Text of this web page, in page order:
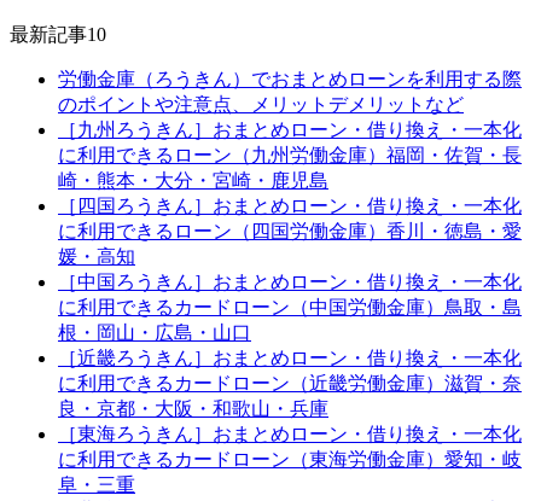
最新記事10
労働金庫（ろうきん）でおまとめローンを利用する際
のポイントや注意点、メリットデメリットなど
［九州ろうきん］おまとめローン・借り換え・一本化
に利用できるローン（九州労働金庫）福岡・佐賀・長
崎・熊本・大分・宮崎・鹿児島
［四国ろうきん］おまとめローン・借り換え・一本化
に利用できるローン（四国労働金庫）香川・徳島・愛
媛・高知
［中国ろうきん］おまとめローン・借り換え・一本化
に利用できるカードローン（中国労働金庫）鳥取・島
根・岡山・広島・山口
［近畿ろうきん］おまとめローン・借り換え・一本化
に利用できるカードローン（近畿労働金庫）滋賀・奈
良・京都・大阪・和歌山・兵庫
［東海ろうきん］おまとめローン・借り換え・一本化
に利用できるカードローン（東海労働金庫）愛知・岐
阜・三重